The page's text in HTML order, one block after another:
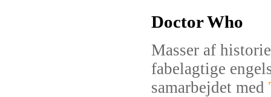
Doctor Who
Masser af
fabelagtige
samarbejdet med